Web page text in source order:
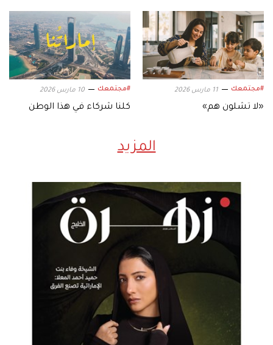
#مجتمعك 11 مارس 2026
«لا تشلون هم»
#مجتمعك 10 مارس 2026
كلنا شركاء في هذا الوطن
المزيد